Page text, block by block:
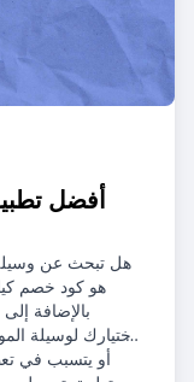
أفضل
هل تبحث عن
اختيارك لوسيلة
أو يتسبب في